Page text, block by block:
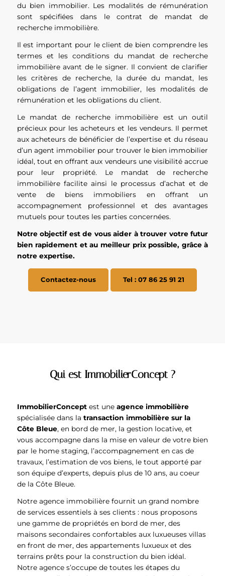
du bien immobilier. Les modalités de rémunération
sont spécifiées dans le contrat de mandat de
recherche immobilière.
Il est important pour le client de bien comprendre les
termes et les conditions du mandat de recherche
immobilière avant de le signer. Il convient de clarifier
les critères de recherche, la durée du mandat, les
obligations de l’agent immobilier, les modalités de
rémunération et les obligations du client.
Le mandat de recherche immobilière est un outil
précieux pour les acheteurs et les vendeurs. Il permet
aux acheteurs de bénéficier de l’expertise et du réseau
d’un agent immobilier pour trouver le bien immobilier
idéal, tout en offrant aux vendeurs une visibilité accrue
pour leur propriété. Le mandat de recherche
immobilière facilite ainsi le processus d’achat et de
vente de biens immobiliers en offrant un
accompagnement professionnel et des avantages
mutuels pour toutes les parties concernées.
Notre objectif est de vous aider à trouver votre futur
bien rapidement et au meilleur prix possible, grâce à
notre expertise.
Contactez-nous Tel : 07 86 25 91 21
Qui est ImmobilierConcept ?
ImmobilierConceptest une agence immobilière
spécialisée dans la transaction immobilière sur la
Côte Bleue, en bord de mer, la gestion locative, et
vous accompagne dans la mise en valeur de votre bien
par le home staging, l’accompagnement en cas de
travaux, l’estimation de vos biens, le tout apporté par
son équipe d’experts, depuis plus de 10 ans, au coeur
de la Côte Bleue.
Notre agence immobilière fournit un grand nombre
de services essentiels à ses clients : nous proposons
une gamme de propriétés en bord de mer, des
maisons secondaires confortables aux luxueuses villas
en front de mer, des appartements luxueux et des
terrains prêts pour la construction du bien idéal.
Notre agence s’occupe de toutes les étapes du